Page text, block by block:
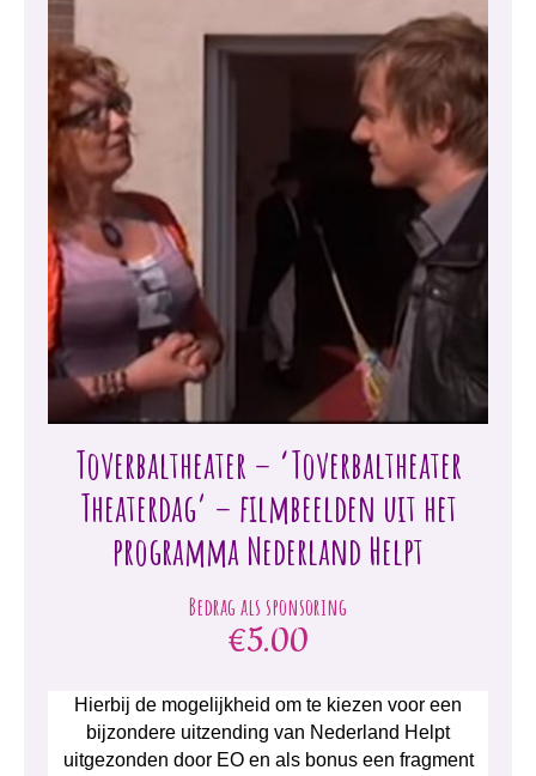
Toverbaltheater – ‘Toverbaltheater
Theaterdag’ – filmbeelden uit het
programma Nederland Helpt
€5.00
Hierbij de mogelijkheid om te kiezen voor een
bijzondere uitzending van Nederland Helpt
uitgezonden door EO en als bonus een fragment